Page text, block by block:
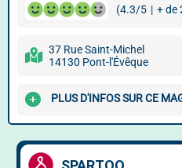
(4.3/5 | + de
37 Rue Saint-Michel
14130 Pont-l'Évêque
PLUS D'INFOS SUR CE